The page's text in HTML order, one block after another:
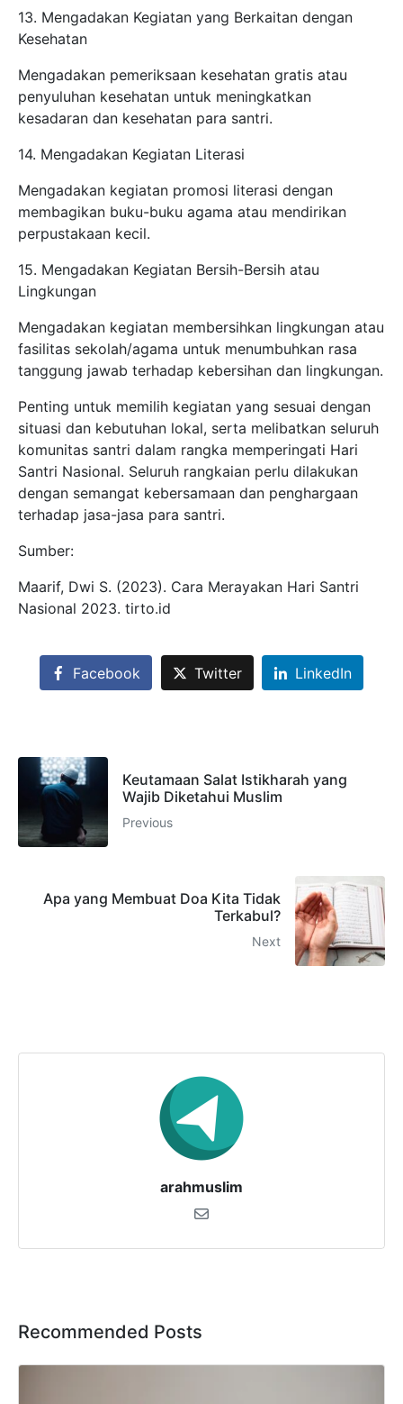
13. Mengadakan Kegiatan yang Berkaitan dengan
Kesehatan
Mengadakan pemeriksaan kesehatan gratis atau
penyuluhan kesehatan untuk meningkatkan
kesadaran dan kesehatan para santri.
14. Mengadakan Kegiatan Literasi
Mengadakan kegiatan promosi literasi dengan
membagikan buku-buku agama atau mendirikan
perpustakaan kecil.
15. Mengadakan Kegiatan Bersih-Bersih atau
Lingkungan
Mengadakan kegiatan membersihkan lingkungan atau
fasilitas sekolah/agama untuk menumbuhkan rasa
tanggung jawab terhadap kebersihan dan lingkungan.
Penting untuk memilih kegiatan yang sesuai dengan
situasi dan kebutuhan lokal, serta melibatkan seluruh
komunitas santri dalam rangka memperingati Hari
Santri Nasional. Seluruh rangkaian perlu dilakukan
dengan semangat kebersamaan dan penghargaan
terhadap jasa-jasa para santri.
Sumber:
Maarif, Dwi S. (2023). Cara Merayakan Hari Santri
Nasional 2023. tirto.id
Facebook Twitter LinkedIn
Keutamaan Salat Istikharah yang
Wajib Diketahui Muslim
Previous
Apa yang Membuat Doa Kita Tidak
Terkabul?
Next
arahmuslim
Recommended Posts